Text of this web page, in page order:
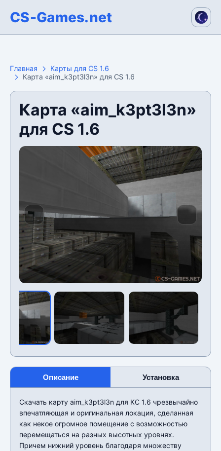
CS-Games.net
Главная
Карты для CS 1.6
Карта «aim_k3pt3l3n» для CS 1.6
Карта «aim_k3pt3l3n»
для CS 1.6
Описание Установка
Скачать карту aim_k3pt3l3n для КС 1.6 чрезвычайно
впечатляющая и оригинальная локация, сделанная
как некое огромное помещение с возможностью
перемещаться на разных высотных уровнях.
Причем нижний уровень благодаря множеству